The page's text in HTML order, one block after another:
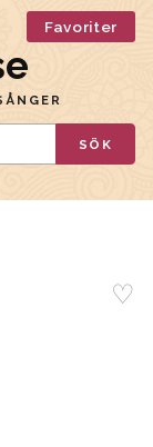
Favoriter
SÖK
♡